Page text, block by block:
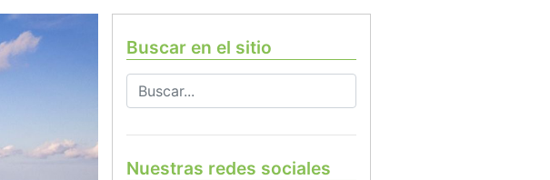
Buscar en el sitio
Nuestras redes sociales